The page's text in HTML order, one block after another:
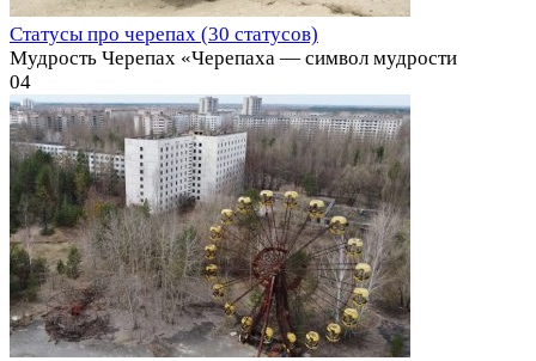
Статусы про черепах (30 статусов)
Мудрость Черепах «Черепаха — символ мудрости
04